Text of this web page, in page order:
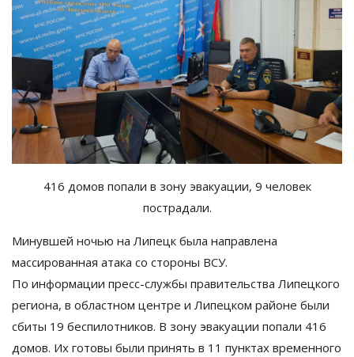
416 домов попали в зону эвакуации, 9 человек
пострадали.
Минувшей ночью на Липецк была направлена
массированная атака со стороны ВСУ.
По информации пресс-службы правительства Липецкого
региона, в областном центре и Липецком районе были
сбиты 19 беспилотников. В зону эвакуации попали 416
домов. Их готовы были принять в 11 пунктах временного